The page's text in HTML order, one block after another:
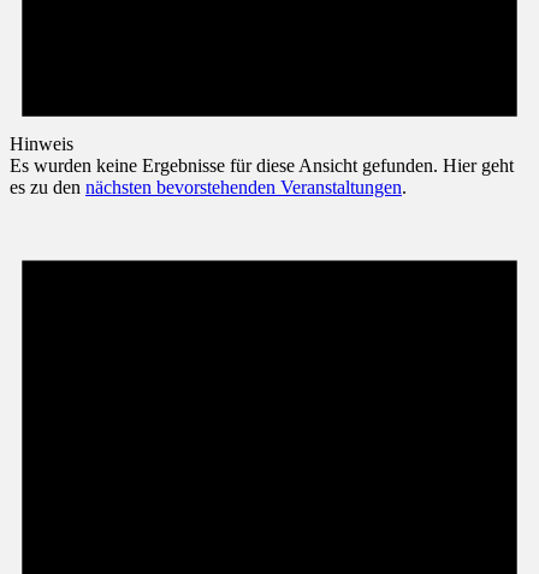
Hinweis
Es wurden keine Ergebnisse für diese Ansicht gefunden. Hier geht
es zu den nächsten bevorstehenden Veranstaltungen.